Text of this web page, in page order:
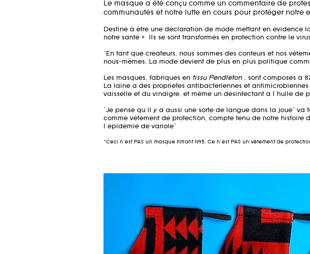
Le masque a été conçu comme un commentaire de
communautés et notre lutte en cours pour protéger notre
Destiné à être une déclaration de mode mettant en évidence
notre santé »
Ils se sont transformés en protection contre le
"En tant que créateurs, nous sommes des conteurs et nos
nous-mêmes. La mode devient de plus en plus politique
Les masques, fabriqués en tissu Pendleton, sont composés à
La laine a des propriétés antibactériennes et
vaisselle et du vinaigre, et même un désinfectant à l'huile de
"Je pense qu'il y a aussi une sorte de langue dans la joue"
comme vêtement de protection, compte tenu de notre histoire
l'épidémie de variole"
*Ceci n'est PAS un masque filtrant N95. Ce n'est PAS un vêtement de